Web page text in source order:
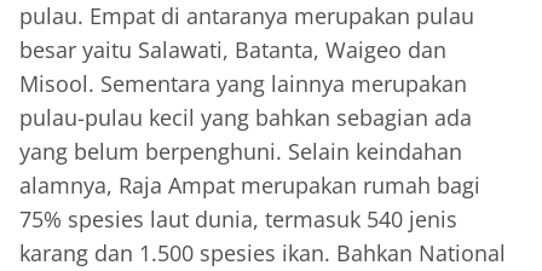
pulau. Empat di antaranya merupakan pulau
besar yaitu Salawati, Batanta, Waigeo dan
Misool. Sementara yang lainnya merupakan
pulau-pulau kecil yang bahkan sebagian ada
yang belum berpenghuni. Selain keindahan
alamnya, Raja Ampat merupakan rumah bagi
75% spesies laut dunia, termasuk 540 jenis
karang dan 1.500 spesies ikan. Bahkan National